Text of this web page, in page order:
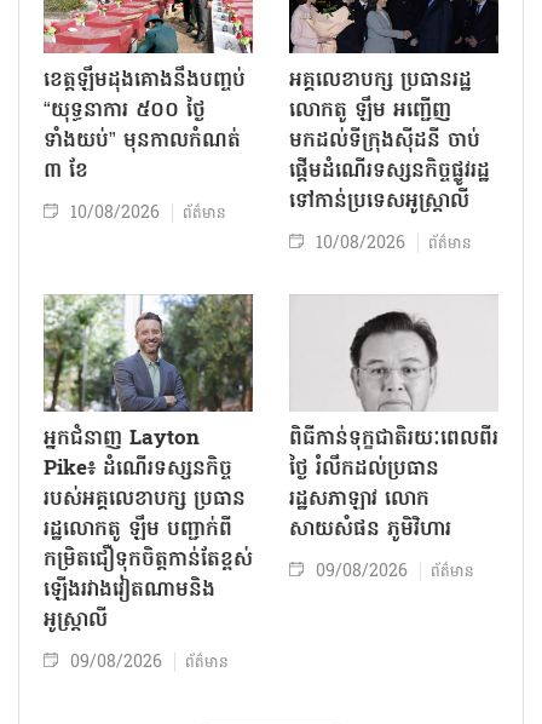
ខេត្តឡឹមដុងគោងនឹងបញ្ចប់
“យុទ្ធនាការ ៥០០ ថ្ងៃ
ទាំងយប់” មុនកាលកំណត់
៣ ខែ
10/08/2026 ព័ត៌មាន
អគ្គលេខាបក្ស ប្រធានរដ្ឋ
លោកតូ ឡឹម អញ្ជើញ
មកដល់ទីក្រុងស៊ីដនី ចាប់
ផ្តើមដំណើរទស្សនកិច្ចផ្លូវរដ្ឋ
ទៅកាន់ប្រទេសអូស្ត្រាលី
10/08/2026 ព័ត៌មាន
អ្នកជំនាញ Layton
Pike៖ ដំណើរទស្សនកិច្ច
របស់អគ្គលេខាបក្ស ប្រធាន
រដ្ឋលោកតូ ឡឹម បញ្ជាក់ពី
កម្រិតជឿទុកចិត្តកាន់តែខ្ពស់
ឡើងរវាងវៀតណាមនិង
អូស្ត្រាលី
09/08/2026 ព័ត៌មាន
ពិធីកាន់ទុក្ខជាតិរយៈពេលពីរ
ថ្ងៃ រំលឹកដល់ប្រធាន
រដ្ឋសភាឡាវ លោក
សាយសំផន ភូមិវិហារ
09/08/2026 ព័ត៌មាន